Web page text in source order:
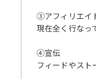
③アフィリエイ
現在全く行なっ
④宣伝
フィードやスト